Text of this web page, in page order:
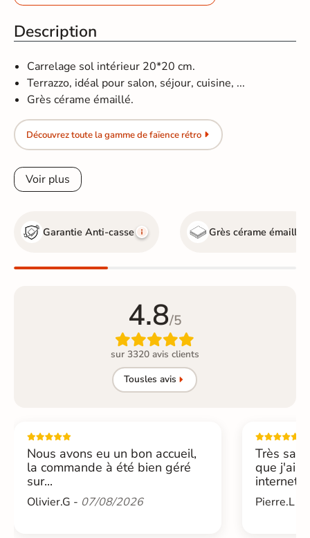
Description
Carrelage sol intérieur 20*20 cm.
Terrazzo, idéal pour salon, séjour, cuisine, ...
Grès cérame émaillé.
Découvrez toute la gamme de faïence rétro
Voir plus
Garantie Anti-casse Grès cérame émaillé
4.8/5

sur 3320 avis clients
Tousles avis
Nous avons eu un bon accueil,
la commande à été bien géré
sur...
Olivier.G - 07/08/2026
Très
que j'ai
internet....
Pierre.L -